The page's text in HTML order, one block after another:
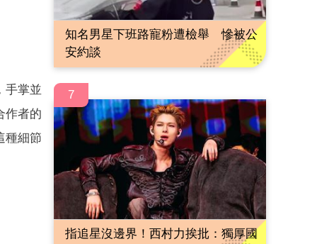
手掌並
作者的
種細節
知名男星下班路寵粉遭檢舉 慘被公
安約談
7
指追星沒邊界！西村力挨批：獨厚國